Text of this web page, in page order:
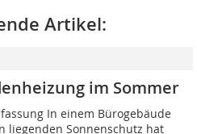
Artikel:
im Sommer
In einem Bürogebäude
liegenden Sonnenschutz hat